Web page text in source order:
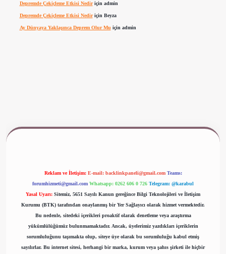
Depremde Çekiçleme Etkisi Nediriçin admin
Depremde Çekiçleme Etkisi Nediriçin Beyza
Ay Dünyaya Yaklaşınca Deprem Olur Mu için admin
Reklam ve İletişim: E-mail: backlinkpaneli@gmail.com Teams:
forumhizmeti@gmail.com Whatsapp: 0262 606 0 726 Telegram: @karabul
Yasal Uyarı: Sitemiz, 5651 Sayılı Kanun gereğince Bilgi Teknolojileri ve İletişim
Kurumu (BTK) tarafından onaylanmış bir Yer Sağlayıcı olarak hizmet vermektedir.
Bu nedenle, sitedeki içerikleri proaktif olarak denetleme veya araştırma
yükümlülüğümüz bulunmamaktadır. Ancak, üyelerimiz yazdıkları içeriklerin
sorumluluğunu taşımakta olup, siteye üye olarak bu sorumluluğu kabul etmiş
sayılırlar. Bu internet sitesi, herhangi bir marka, kurum veya şahıs şirketi ile hiçbir